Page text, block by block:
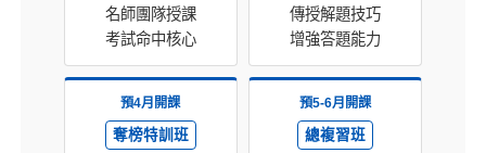
名師團隊授課
考試命中核心
傳授解題技巧
增強答題能力
預4月開課
奪榜特訓班
預5-6月開課
總複習班